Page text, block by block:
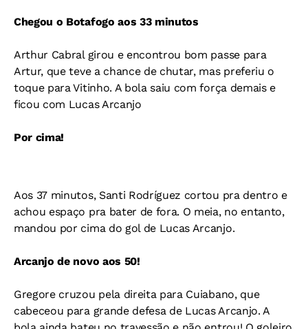
Chegou o Botafogo aos 33 minutos
Arthur Cabral girou e encontrou bom passe para
Artur, que teve a chance de chutar, mas preferiu o
toque para Vitinho. A bola saiu com força demais e
ficou com Lucas Arcanjo
Por cima!
Aos 37 minutos, Santi Rodríguez cortou pra dentro e
achou espaço pra bater de fora. O meia, no entanto,
mandou por cima do gol de Lucas Arcanjo.
Arcanjo de novo aos 50!
Gregore cruzou pela direita para Cuiabano, que
cabeceou para grande defesa de Lucas Arcanjo. A